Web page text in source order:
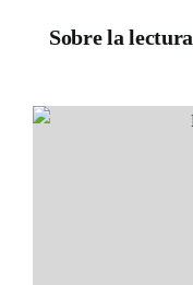
Sobre la lectura